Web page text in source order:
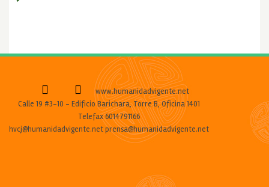
www.humanidadvigente.net
Calle 19 #3-10 - Edificio Barichara, Torre B, Oficina 1401
Telefax 6014791166
hvcj@humanidadvigente.net prensa@humanidadvigente.net